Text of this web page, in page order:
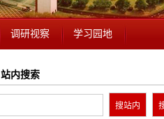
调研视察 学习园地
站内搜索